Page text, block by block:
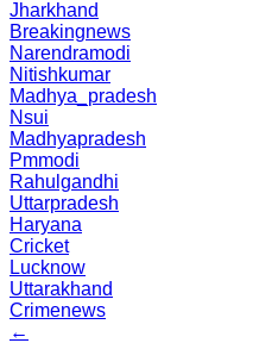
Jharkhand
Breakingnews
Narendramodi
Nitishkumar
Madhya_pradesh
Nsui
Madhyapradesh
Pmmodi
Rahulgandhi
Uttarpradesh
Haryana
Cricket
Lucknow
Uttarakhand
Crimenews
←